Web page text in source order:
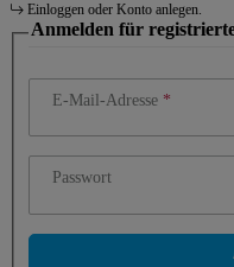
Einloggen oder Konto anlegen.
Anmelden für
E-Mail-Adresse
Passwort